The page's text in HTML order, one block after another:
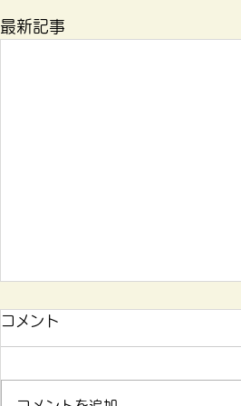
最新記事
コメント